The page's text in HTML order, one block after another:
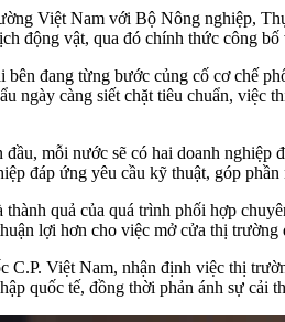
Việt Nam với Bộ Nông nghiệp,
động vật, qua đó chính thức công
đang từng bước củng cố cơ chế
ngày càng siết chặt tiêu chuẩn,
mỗi nước sẽ có hai doanh
đáp ứng yêu cầu kỹ thuật, góp
quả của quá trình phối hợp
lợi hơn cho việc mở cửa thị
Việt Nam, nhận định việc thị
quốc tế, đồng thời phản ánh sự cải